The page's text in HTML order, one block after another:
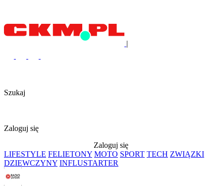
|
Szukaj
Zaloguj się
Zaloguj się
LIFESTYLE FELIETONY MOTO SPORT TECH ZWIĄZKI
DZIEWCZYNY INFLUSTARTER